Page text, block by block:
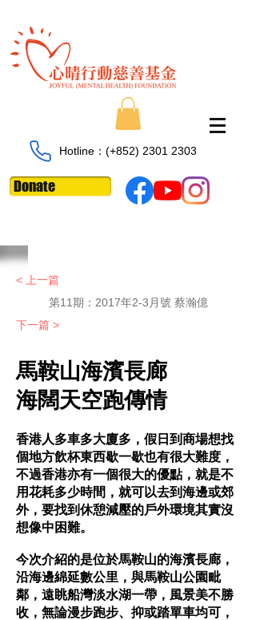
Hotline：​​(+852) 2301 2303
Donate
< 上一篇
第11期： 2017年2-3月號 蔡瀚億
下一篇 >
馬鞍山海濱長廊
海闊天空跑傳情
香港人多車多大廈多，假日到商場想找
個地方飲杯東西歇一歇也有很大難度，
不過香港亦有一個很大的優點，就是不
用花耗多少時間，就可以去到海邊或郊
外，要找到休憩減壓的戶外環境其實沒
想像中困難。
今次介紹的是位於馬鞍山的海濱長廊，
沿海邊綿延數公里，與馬鞍山公園毗
鄰，遠眺船灣淡水湖一帶，風景美不勝
收，無論漫步跑步、抑或踏單車均可，